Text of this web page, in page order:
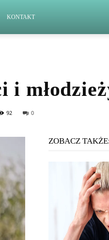
KONTAKT
i
92 0
ZOBACZ